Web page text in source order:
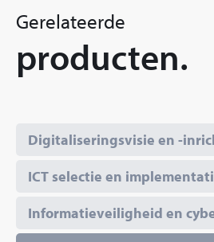
Gerelateerde
producten.
Digitaliseringsvisie en -
ICT selectie en
Informatieveiligheid en